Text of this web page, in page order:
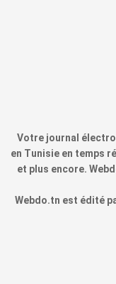
Votre journal
en Tunisie en temps
et plus encore.
Webdo.tn est édité